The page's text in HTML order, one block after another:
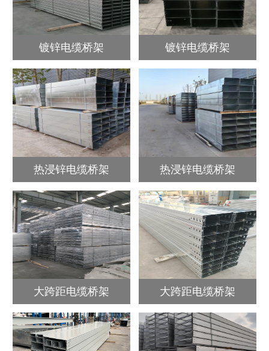
镀锌电缆桥架 镀锌电缆桥架
热浸锌电缆桥架 热浸锌电缆桥架
大跨距电缆桥架 大跨距电缆桥架